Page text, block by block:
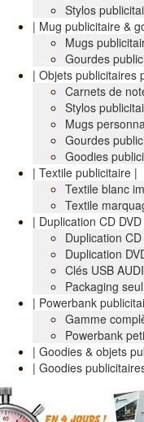
Stylos
| Mug publicitaire &
Mugs
Gourdes
| Objets publicitaires
Carnets de
Stylos
Mugs
Gourdes
Goodies
| Textile publicitaire |
Textile blanc
Textile
| Duplication CD DVD
Duplication
Duplication
Clés USB
Packaging
| Powerbank
Gamme
Powerbank
| Goodies & objets
| Goodies